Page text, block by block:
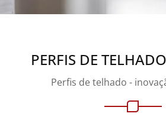
PERFIS DE
Perfis de telhado -